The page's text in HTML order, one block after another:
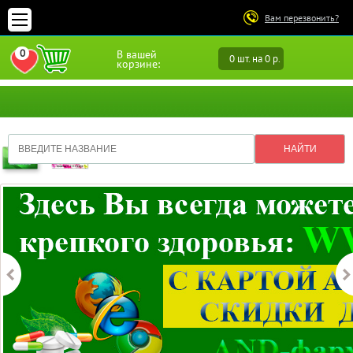
Вам перезвонить?
В вашей
корзине: 0 шт. на 0 р.
0
ПЕРЕЙТИ В ИЗБРАННОЕ